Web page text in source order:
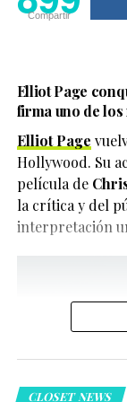
Asimismo,
tranquilidad y
Ariana
Ese
dar un paso
Aunque no
cambiado su
franquicia.
Compartir
Elliot Page
firma uno de
Elliot Page
Hollywood. Su
película de
la crítica y del
interpretación
CLOSET NEWS